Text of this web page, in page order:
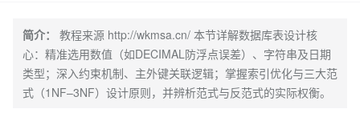
简介：
教程来源 http://wkmsa.cn/ 本节详解数据库表设计核
心：精准选用数值（如DECIMAL防浮点误差）、字符串及日期
类型；深入约束机制、主外键关联逻辑；掌握索引优化与三大范
式（1NF–3NF）设计原则，并辨析范式与反范式的实际权衡。